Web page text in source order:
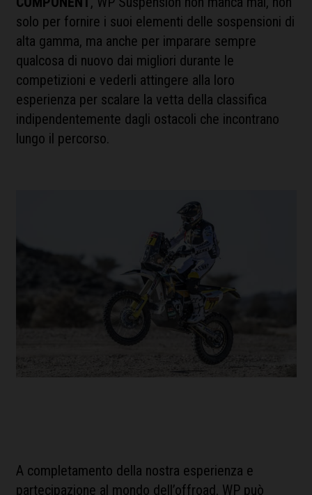
solo per fornire i suoi elementi delle sospensioni di
alta gamma, ma anche per imparare sempre
qualcosa di nuovo dai migliori durante le
competizioni e vederli attingere alla loro
esperienza per scalare la vetta della classifica
indipendentemente dagli ostacoli che incontrano
lungo il percorso.
A completamento della nostra esperienza e
partecipazione al mondo dell’offroad, WP può